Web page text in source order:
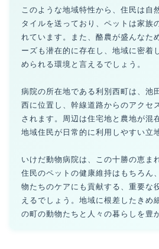
このような地域特性から、住民は自
タイルを送っており、ペットは家族
れています。また、酪農が盛んなた
ーズも潜在的に存在し、地域に密着
められる環境と言えるでしょう。
病院の所在地である利別西町は、池
西に位置し、幹線道路からのアクセ
されます。周辺は住宅地と農地が混
地域住民が日常的に利用しやすい立
いけだ動物病院は、この十勝の恵ま
住民のペットの健康維持はもちろん
物たちのケアにも貢献する、重要な
えるでしょう。地域に根差したきめ
の町の動物たちと人々の暮らしを豊